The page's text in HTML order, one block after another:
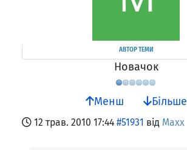
АВТОР ТЕМИ
Новачок
Менш Більше
12 трав. 2010 17:44 #51931 від Maxx